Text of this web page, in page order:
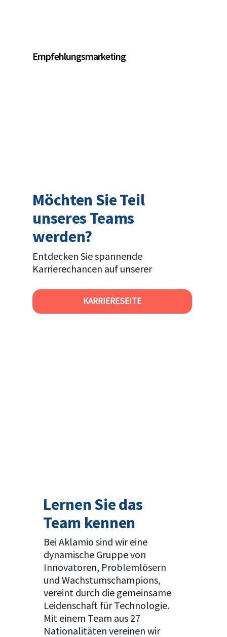
Lernen Sie das
Team kennen
Bei Aklamio sind wir eine
dynamische Gruppe von
Innovatoren, Problemlösern
und Wachstumschampions,
vereint durch die gemeinsame
Leidenschaft für Technologie.
Mit einem Team aus 27
Nationalitäten vereinen wir
Möchten Sie Teil
unseres Teams
werden?
Entdecken Sie spannende
Karrierechancen auf unserer
KARRIERESEITE
Empfehlungsmarketing